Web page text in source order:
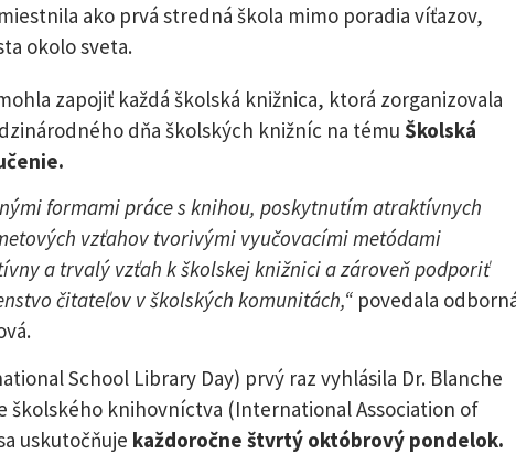
ako prvá stredná škola mimo poradia víťazov,
okolo sveta.
zapojiť každá školská knižnica, ktorá zorganizovala
dňa školských knižníc na tému Školská
formami práce s knihou, poskytnutím atraktívnych
vzťahov tvorivými vyučovacími metódami
a trvalý vzťah k školskej knižnici a zároveň podporiť
čitateľov v školských komunitách,“ povedala
School Library Day) prvý raz vyhlásila Dr. Blanche
školského knihovníctva (International Association of
uskutočňuje každoročne štvrtý októbrový pondelok.